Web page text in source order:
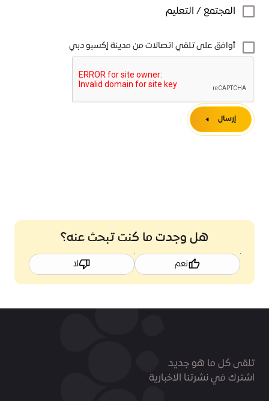
المجتمع / التعليم
أوافق على تلقي اتصالات من مدينة إكسبو دبي
إرسال
هل وجدت ما كنت تبحث عنه؟
نعم لا
تلقى كل ما هو جديد
اشترك في نشرتنا الاخبارية